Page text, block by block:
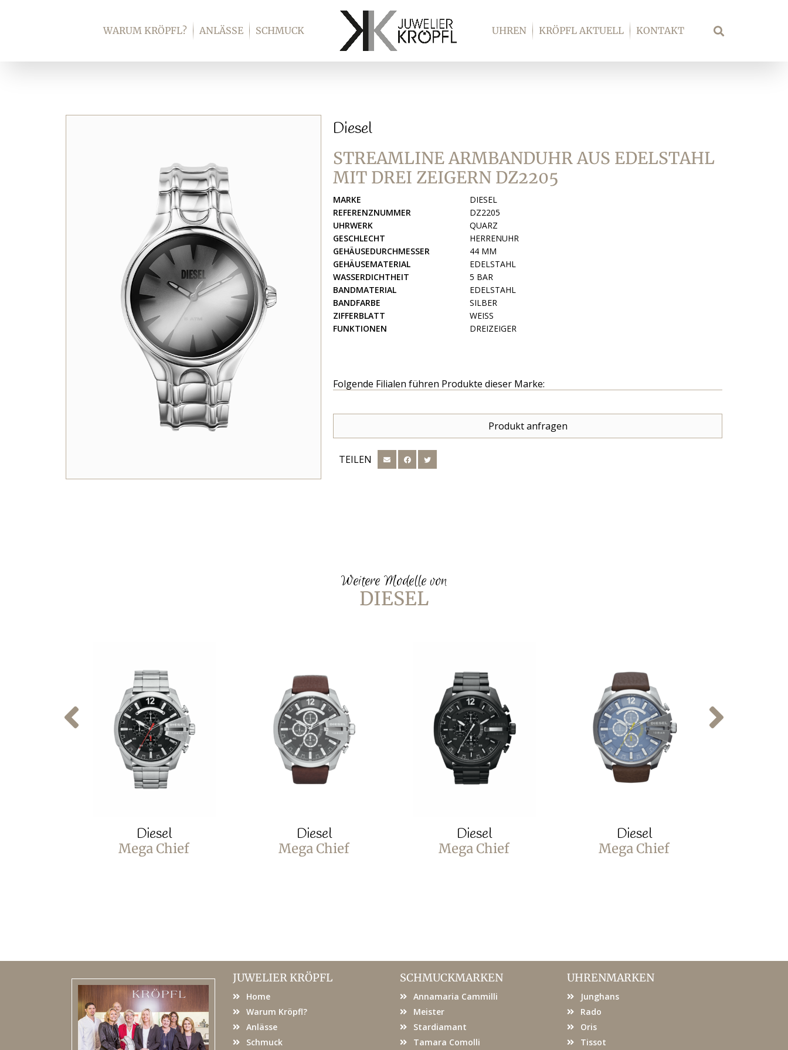
WARUM KRÖPFL? ANLÄSSE SCHMUCK UHREN KRÖPFL AKTUELL KONTAKT Suche
Diesel
STREAMLINE ARMBANDUHR AUS EDELSTAHL
MIT DREI ZEIGERN DZ2205
MARKE
DIESEL
REFERENZNUMMER
DZ2205
UHRWERK
QUARZ
GESCHLECHT
HERRENUHR
GEHÄUSEDURCHMESSER
44 MM
GEHÄUSEMATERIAL
EDELSTAHL
WASSERDICHTHEIT
5 BAR
BANDMATERIAL
EDELSTAHL
BANDFARBE
SILBER
ZIFFERBLATT
WEISS
FUNKTIONEN
DREIZEIGER
Folgende Filialen führen Produkte dieser Marke:
Produkt anfragen
TEILEN
Weitere Modelle von
DIESEL
Diesel
Mega Chief
Diesel
Mega Chief
Diesel
Mega Chief
Diesel
Mega Chief
JUWELIER KRÖPFL
Home
Warum Kröpfl?
Anlässe
Schmuck
SCHMUCKMARKEN
Annamaria Cammilli
Meister
Stardiamant
Tamara Comolli
UHRENMARKEN
Junghans
Rado
Oris
Tissot